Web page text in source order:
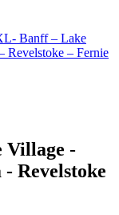
Village -
Revelstoke